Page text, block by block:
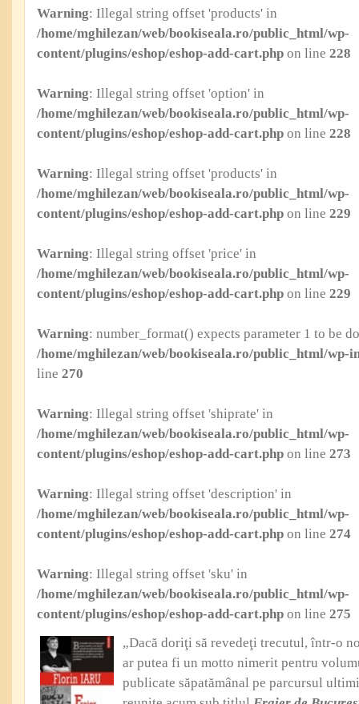
Warning: Illegal string offset 'products' in
/home/mghilezan/web/bookiseala.ro/public_html/wp-
content/plugins/eshop/eshop-add-cart.php on line 228
Warning: Illegal string offset 'option' in
/home/mghilezan/web/bookiseala.ro/public_html/wp-
content/plugins/eshop/eshop-add-cart.php on line 228
Warning: Illegal string offset 'products' in
/home/mghilezan/web/bookiseala.ro/public_html/wp-
content/plugins/eshop/eshop-add-cart.php on line 229
Warning: Illegal string offset 'price' in
/home/mghilezan/web/bookiseala.ro/public_html/wp-
content/plugins/eshop/eshop-add-cart.php on line 229
Warning: number_format() expects parameter 1 to be
/home/mghilezan/web/bookiseala.ro/public_html/wp-
line 270
Warning: Illegal string offset 'shiprate' in
/home/mghilezan/web/bookiseala.ro/public_html/wp-
content/plugins/eshop/eshop-add-cart.php on line 273
Warning: Illegal string offset 'description' in
/home/mghilezan/web/bookiseala.ro/public_html/wp-
content/plugins/eshop/eshop-add-cart.php on line 274
Warning: Illegal string offset 'sku' in
/home/mghilezan/web/bookiseala.ro/public_html/wp-
content/plugins/eshop/eshop-add-cart.php on line 275
„Dacă doriţi să revedeţi trecutul, într-o
ar putea fi un motto nimerit pentru
publicate săpatămânal pe parcursul